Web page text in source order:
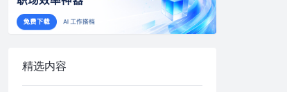
精选内容